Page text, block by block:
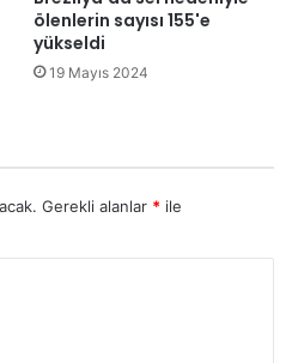
ölenlerin sayısı 155'e
yükseldi
19 Mayıs 2024
Gerekli alanlar * ile